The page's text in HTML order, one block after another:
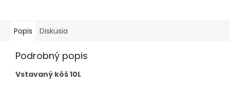
Popis Diskusia
Podrobný popis
Vstavaný kôš 10L